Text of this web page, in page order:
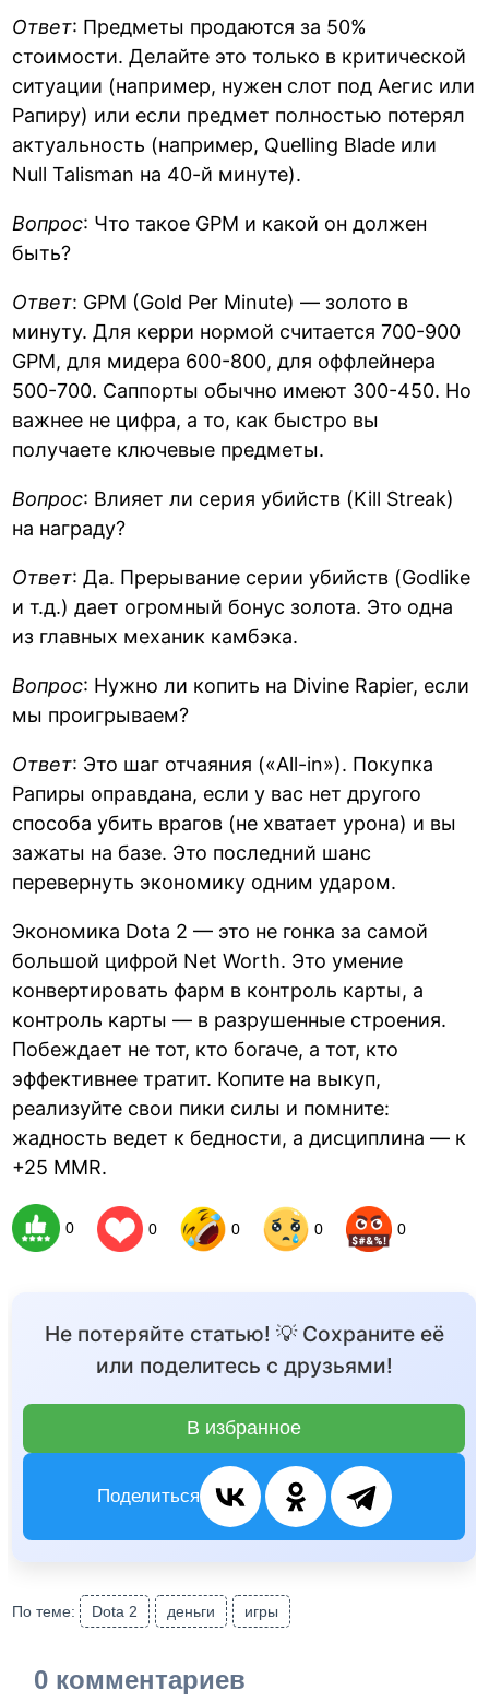
Ответ: Предметы продаются за 50%
стоимости. Делайте это только в критической
ситуации (например, нужен слот под Аегис или
Рапиру) или если предмет полностью потерял
актуальность (например, Quelling Blade или
Null Talisman на 40-й минуте).
Вопрос: Что такое GPM и какой он должен
быть?
Ответ: GPM (Gold Per Minute) — золото в
минуту. Для керри нормой считается 700-900
GPM, для мидера 600-800, для оффлейнера
500-700. Саппорты обычно имеют 300-450. Но
важнее не цифра, а то, как быстро вы
получаете ключевые предметы.
Вопрос: Влияет ли серия убийств (Kill Streak)
на награду?
Ответ: Да. Прерывание серии убийств (Godlike
и т.д.) дает огромный бонус золота. Это одна
из главных механик камбэка.
Вопрос: Нужно ли копить на Divine Rapier, если
мы проигрываем?
Ответ: Это шаг отчаяния («All-in»). Покупка
Рапиры оправдана, если у вас нет другого
способа убить врагов (не хватает урона) и вы
зажаты на базе. Это последний шанс
перевернуть экономику одним ударом.
Экономика Dota 2 — это не гонка за самой
большой цифрой Net Worth. Это умение
конвертировать фарм в контроль карты, а
контроль карты — в разрушенные строения.
Побеждает не тот, кто богаче, а тот, кто
эффективнее тратит. Копите на выкуп,
реализуйте свои пики силы и помните:
жадность ведет к бедности, а дисциплина — к
+25 MMR.
0 0 0 0 0
Не потеряйте статью! 💡 Сохраните её
или поделитесь с друзьями!
В избранное
Поделиться
По теме: Dota 2 деньги игры
0 комментариев